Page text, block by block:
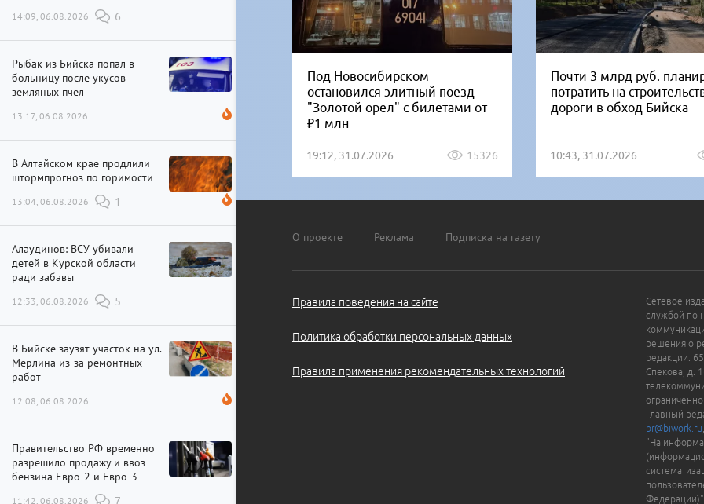
14:09, 06.08.2026 6
Рыбак из Бийска попал в
больницу после укусов
земляных пчел
13:17, 06.08.2026
В Алтайском крае продлили
штормпрогноз по горимости
13:04, 06.08.2026 1
Алаудинов: ВСУ убивали
детей в Курской области
ради забавы
12:33, 06.08.2026 5
В Бийске заузят участок на ул.
Мерлина из-за ремонтных
работ
12:08, 06.08.2026
Правительство РФ временно
разрешило продажу и ввоз
бензина Евро-2 и Евро-3
11:42, 06.08.2026 7
Под Новосибирском
остановился элитный поезд
"Золотой орел" с билетами от
₽1 млн
19:12, 31.07.2026 15326
Почти 3 млрд руб.
потратить на
дороги в обход Бийска
10:43, 31.07.2026
О проекте Реклама Подписка на газету
Правила поведения на сайте
Политика обработки персональных данных
Правила применения рекомендательных технологий
Сетевое
службой по
решения о
редакции:
Спекова, д.
Главный
br@biwork.ru
"На